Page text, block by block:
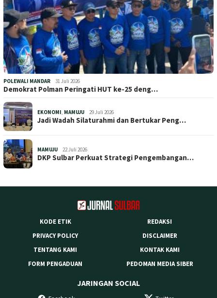
POLEWALI MANDAR 31 Juli 2026
Demokrat Polman Peringati HUT ke-25 deng…
EKONOMI, MAMUJU 29 Juli 2026
Jadi Wadah Silaturahmi dan Bertukar Peng…
MAMUJU 22 Juli 2026
DKP Sulbar Perkuat Strategi Pengembangan…
KODE ETIK
REDAKSI
PRIVACY POLICY
DISCLAIMER
TENTANG KAMI
KONTAK KAMI
FORM PENGADUAN
PEDOMAN MEDIA SIBER
JARINGAN SOCIAL